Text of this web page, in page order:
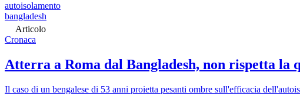
autoisolamento
bangladesh
Articolo
Cronaca
Atterra a Roma dal Bangladesh, non rispetta
Il caso di un bengalese di 53 anni proietta pesanti ombre sull'efficacia